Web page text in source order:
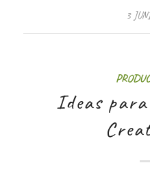
3
Ideas